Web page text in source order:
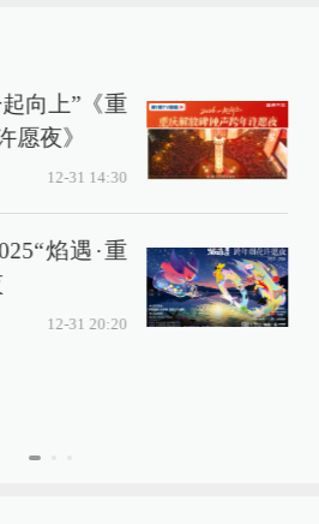
向上”《重
愿夜》
12-31 14:30
焰遇·重
12-31 20:20